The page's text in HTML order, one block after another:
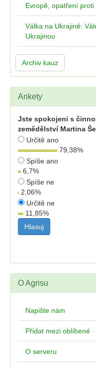
Evropě, opatření proti
Válka na Ukrajině:
Ukrajinou
Archiv kauz
Ankety
Jste spokojeni s
zemědělství Martina
Určitě ano
79,38%
Spíše ano
6,7%
Spíše ne
2,06%
Určitě ne
11,85%
O Agrisu
Napište nám
Přidat mezi oblíbené
O serveru